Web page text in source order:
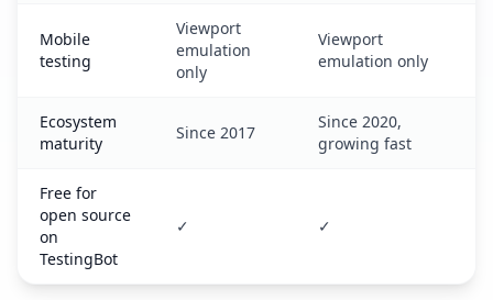
Mobile
testing
Viewport
emulation
only
Viewport
emulation only
Ecosystem
maturity
Since 2017
Since 2020,
growing fast
Free for
open source
on
TestingBot
✓ ✓